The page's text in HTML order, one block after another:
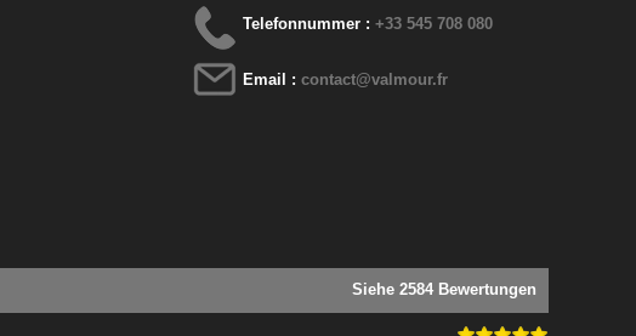
Telefonnummer :+33 545 708 080
Email :contact@valmour.fr
Siehe 2584 Bewertungen